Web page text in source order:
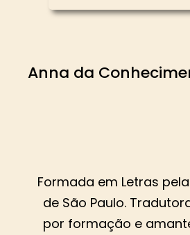
Anna da
Formada em Letras
de São Paulo.
por formação e